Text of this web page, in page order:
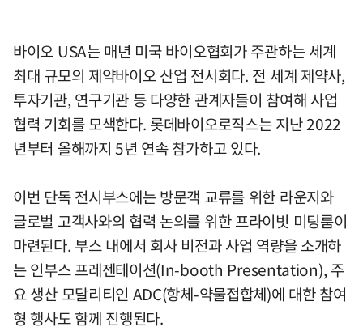
바이오 USA는 매년 미국 바이오협회가 주관하는 세계
최대 규모의 제약바이오 산업 전시회다. 전 세계 제약사,
투자기관, 연구기관 등 다양한 관계자들이 참여해 사업
협력 기회를 모색한다. 롯데바이오로직스는 지난 2022
년부터 올해까지 5년 연속 참가하고 있다.
이번 단독 전시부스에는 방문객 교류를 위한 라운지와
글로벌 고객사와의 협력 논의를 위한 프라이빗 미팅룸이
마련된다. 부스 내에서 회사 비전과 사업 역량을 소개하
는 인부스 프레젠테이션(In-booth Presentation), 주
요 생산 모달리티인 ADC(항체-약물접합체)에 대한 참여
형 행사도 함께 진행된다.